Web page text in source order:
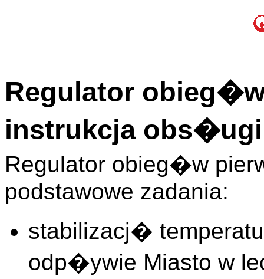
Regulator
instrukcja obs�ugi
Regulator obieg�w
podstawowe zadania:
stabilizacj�
odp�ywie Miasto w